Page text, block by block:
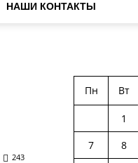
НАШИ КОНТАКТЫ
243
Пн Вт
1
7
8